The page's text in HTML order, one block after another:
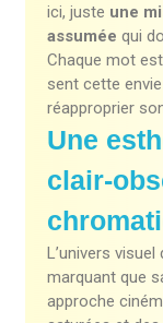
ici, juste une
assumée qui
Chaque mot
sent cette
réapproprier
Une
clair-
L’univers
marquant que
approche